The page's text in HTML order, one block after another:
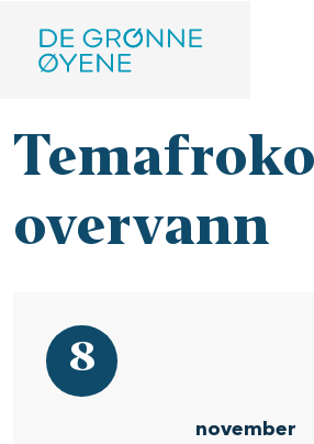
overvann
8
november